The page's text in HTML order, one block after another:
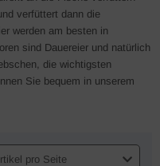
verfüttert dann die
werden am besten in
sind Dauereier und natürlich
die wichtigsten
Sie bequem in unserem
pro Seite